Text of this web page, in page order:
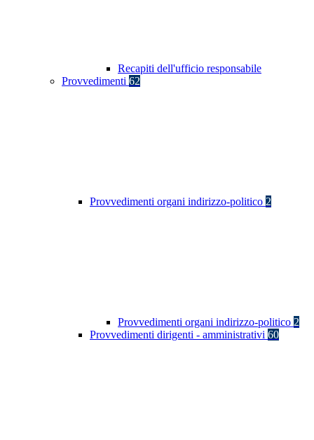
Recapiti dell'ufficio responsabile
Provvedimenti 62
Provvedimenti organi indirizzo-politico 2
Provvedimenti organi indirizzo-politico 2
Provvedimenti dirigenti - amministrativi 60